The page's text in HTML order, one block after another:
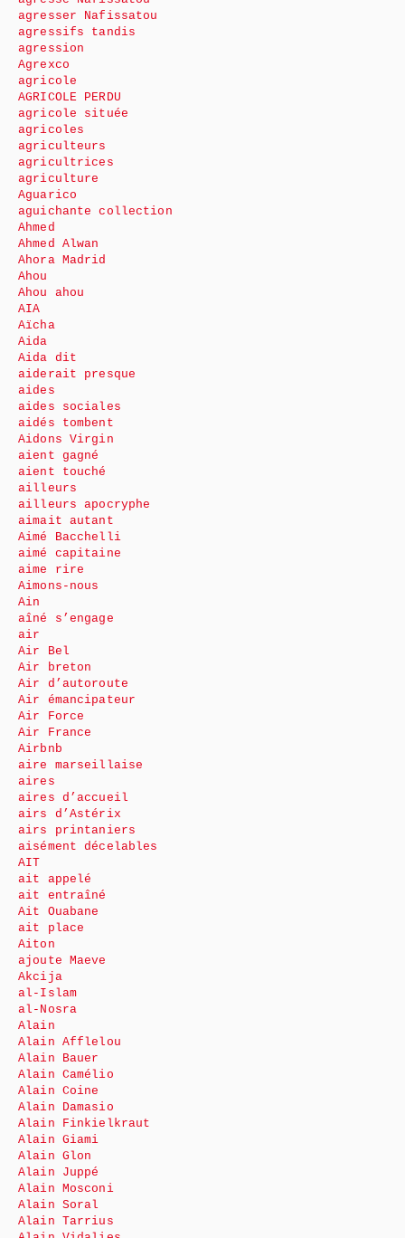
agresser Nafissatou
agressifs tandis
agression
Agrexco
agricole
AGRICOLE PERDU
agricole située
agricoles
agriculteurs
agricultrices
agriculture
Aguarico
aguichante collection
Ahmed
Ahmed Alwan
Ahora Madrid
Ahou
Ahou ahou
AIA
Aïcha
Aida
Aida dit
aiderait presque
aides
aides sociales
aidés tombent
Aidons Virgin
aient gagné
aient touché
ailleurs
ailleurs apocryphe
aimait autant
Aimé Bacchelli
aimé capitaine
aime rire
Aimons-nous
Ain
aîné s’engage
air
Air Bel
Air breton
Air d’autoroute
Air émancipateur
Air Force
Air France
Airbnb
aire marseillaise
aires
aires d’accueil
airs d’Astérix
airs printaniers
aisément décelables
AIT
ait appelé
ait entraîné
Ait Ouabane
ait place
Aiton
ajoute Maeve
Akcija
al-Islam
al-Nosra
Alain
Alain Afflelou
Alain Bauer
Alain Camélio
Alain Coine
Alain Damasio
Alain Finkielkraut
Alain Giami
Alain Glon
Alain Juppé
Alain Mosconi
Alain Soral
Alain Tarrius